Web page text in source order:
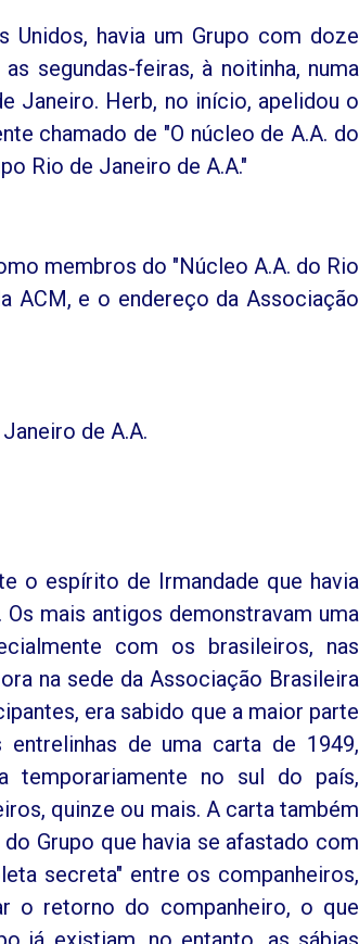
Unidos, havia um Grupo com doze
segundas-feiras, à noitinha, numa
Janeiro. Herb, no início, apelidou o
chamado de "O núcleo de A.A. do
Rio de Janeiro de A.A."
membros do "Núcleo A.A. do Rio
ACM, e o endereço da Associação
de A.A.
o espírito de Irmandade que havia
mais antigos demonstravam uma
com os brasileiros, nas
na sede da Associação Brasileira
era sabido que a maior parte
de uma carta de 1949,
temporariamente no sul do país,
quinze ou mais. A carta também
Grupo que havia se afastado com
secreta" entre os companheiros,
o retorno do companheiro, o que